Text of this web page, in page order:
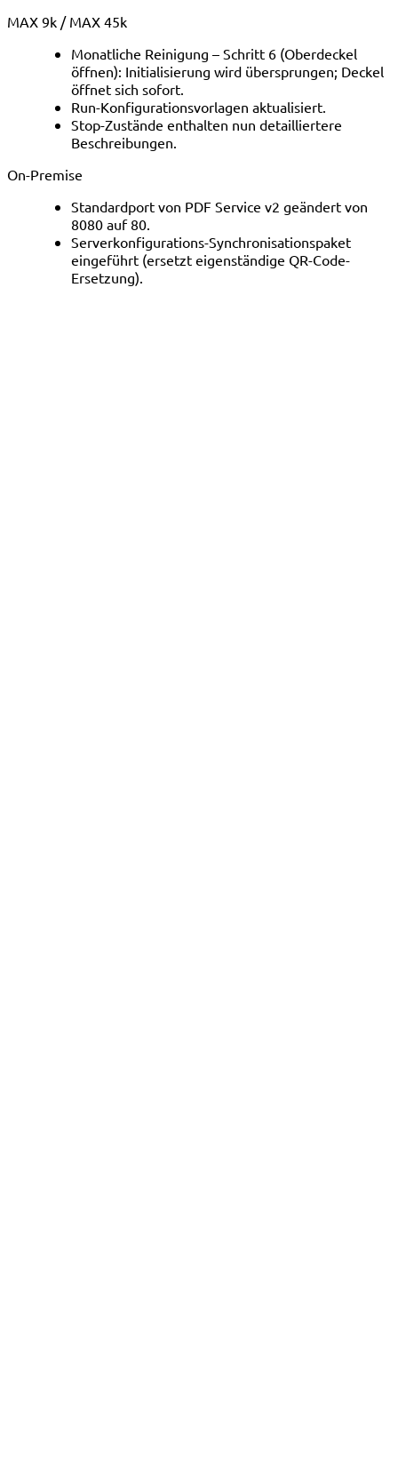
MAX 9k / MAX 45k
Monatliche Reinigung – Schritt 6 (Oberdeckel
öffnen): Initialisierung wird übersprungen; Deckel
öffnet sich sofort.
Run-Konfigurationsvorlagen aktualisiert.
Stop-Zustände enthalten nun detailliertere
Beschreibungen.
On-Premise
Standardport von PDF Service v2 geändert von
8080 auf 80.
Serverkonfigurations-Synchronisationspaket
eingeführt (ersetzt eigenständige QR-Code-
Ersetzung).